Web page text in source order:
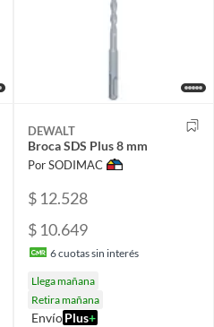
DEWALT
Broca SDS Plus 8 mm
Por SODIMAC
$ 12.528
$ 10.649
6cuotas sin interés
Llega mañana
Retira mañana
EnvíoPlus+